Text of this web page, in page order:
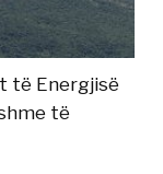
të Energjisë
të